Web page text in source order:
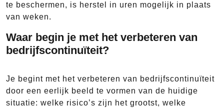
te beschermen, is herstel in uren mogelijk in plaats
van weken.
Waar begin je met het verbeteren van
bedrijfscontinuïteit?
Je begint met het verbeteren van bedrijfscontinuïteit
door een eerlijk beeld te vormen van de huidige
situatie: welke risico’s zijn het grootst, welke